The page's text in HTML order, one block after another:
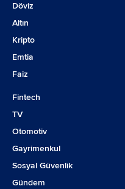
Döviz
Altın
Kripto
Emtia
Faiz
Fintech
TV
Otomotiv
Gayrimenkul
Sosyal Güvenlik
Gündem